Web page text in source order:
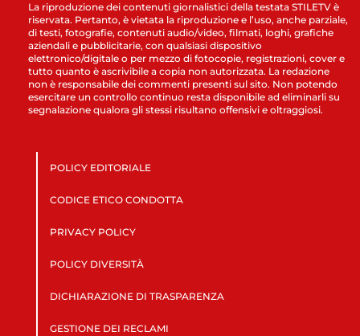
La riproduzione dei contenuti giornalistici della testata STILETV è
riservata. Pertanto, è vietata la riproduzione e l’uso, anche parziale,
di testi, fotografie, contenuti audio/video, filmati, loghi, grafiche
aziendali e pubblicitarie, con qualsiasi dispositivo
elettronico/digitale o per mezzo di fotocopie, registrazioni, cover e
tutto quanto è ascrivibile a copia non autorizzata. La redazione
non è responsabile dei commenti presenti sul sito. Non potendo
esercitare un controllo continuo resta disponibile ad eliminarli su
segnalazione qualora gli stessi risultano offensivi e oltraggiosi.
POLICY EDITORIALE
CODICE ETICO CONDOTTA
PRIVACY POLICY
POLICY DIVERSITÀ
DICHIARAZIONE DI TRASPARENZA
GESTIONE DEI RECLAMI